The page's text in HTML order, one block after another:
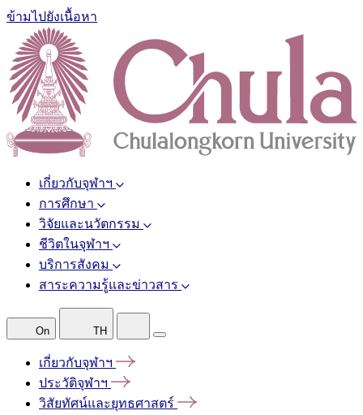
ข้ามไปยังเนื้อหา
เกี่ยวกับจุฬาฯ
การศึกษา
วิจัยและนวัตกรรม
ชีวิตในจุฬาฯ
บริการสังคม
สาระความรู้และข่าวสาร
On TH
เกี่ยวกับจุฬาฯ
ประวัติจุฬาฯ
วิสัยทัศน์และยุทธศาสตร์